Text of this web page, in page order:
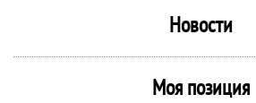
Новости
Моя позиция